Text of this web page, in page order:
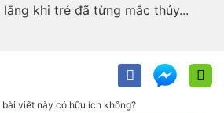
khi trẻ đã từng mắc thủy...
bài viết này có hữu ích không?